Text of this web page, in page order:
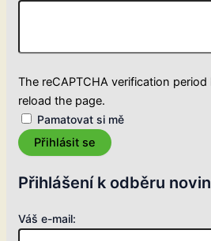
The reCAPTCHA verification period
reload the page.
Pamatovat si mě
Přihlásit se
Přihlášení k odběru
Váš e-mail: